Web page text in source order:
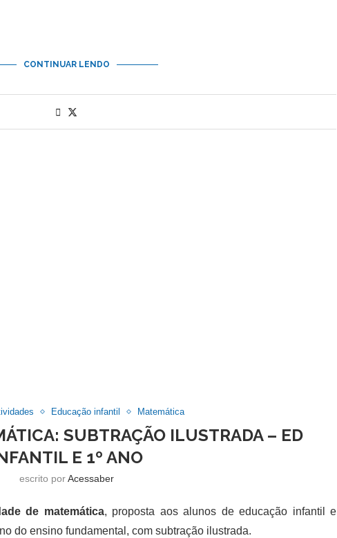
CONTINUAR LENDO
Educação infantil Matemática
SUBTRAÇÃO ILUSTRADA – ED
E 1º ANO
escrito porAcessaber
de matemática, proposta aos alunos de educação infantil e
do ensino fundamental, com subtração ilustrada.